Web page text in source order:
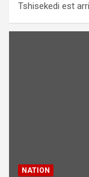
Tshisekedi est
NATION